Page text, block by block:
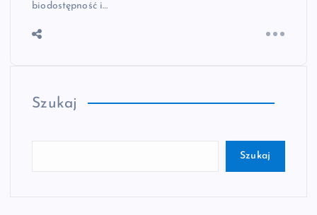
biodostępność i…
Szukaj
Szukaj